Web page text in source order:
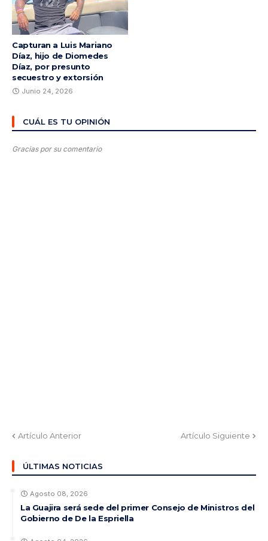
Capturan a Luis Mariano
Díaz, hijo de Diomedes
Díaz, por presunto
secuestro y extorsión
Junio 24, 2026
CUÁL ES TU OPINIÓN
Gracias por su comentario
Artículo Anterior Artículo Siguiente
ÚLTIMAS NOTICIAS
Agosto 08, 2026
La Guajira será sede del primer Consejo de Ministros del
Gobierno de De la Espriella